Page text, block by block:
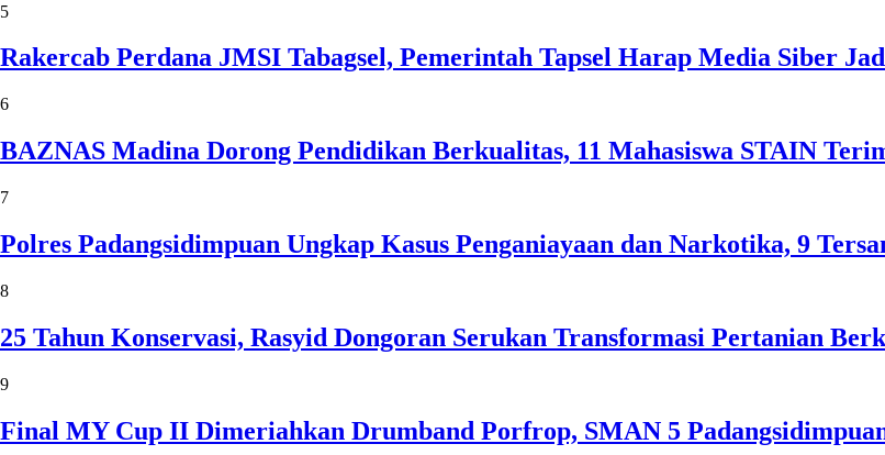
5
Rakercab Perdana JMSI Tabagsel, Pemerintah Tapsel Harap Media Siber
6
BAZNAS Madina Dorong Pendidikan Berkualitas, 11 Mahasiswa STAIN
7
Polres Padangsidimpuan Ungkap Kasus Penganiayaan dan Narkotika, 9
8
25 Tahun Konservasi, Rasyid Dongoran Serukan Transformasi Pertanian
9
Final MY Cup II Dimeriahkan Drumband Porfrop, SMAN 5